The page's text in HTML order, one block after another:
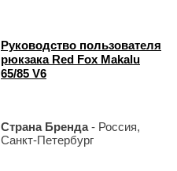
Руководство пользователя
рюкзака Red Fox Makalu
65/85 V6
Страна Бренда- Россия,
Санкт-Петербург